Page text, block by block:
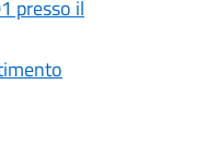
presso il